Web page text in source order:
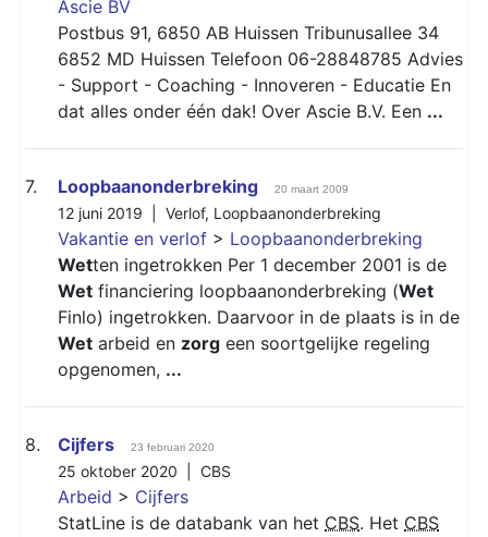
Ascie BV
Postbus 91, 6850 AB Huissen Tribunusallee 34
6852 MD Huissen Telefoon 06-28848785 Advies
- Support - Coaching - Innoveren - Educatie En
dat alles onder één dak! Over Ascie B.V. Een ...
7. Loopbaanonderbreking 20 maart 2009
12 juni 2019 | Verlof, Loopbaanonderbreking
Vakantie en verlof > Loopbaanonderbreking
Wetten ingetrokken Per 1 december 2001 is de
Wet financiering loopbaanonderbreking (Wet
Finlo) ingetrokken. Daarvoor in de plaats is in de
Wet arbeid en zorg een soortgelijke regeling
opgenomen, ...
8. Cijfers 23 februari 2020
25 oktober 2020 | CBS
Arbeid > Cijfers
StatLine is de databank van het CBS. Het CBS